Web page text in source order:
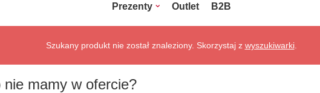
Prezenty
Outlet B2B
Szukany produkt nie został znaleziony. Skorzystaj z wyszukiwarki.
mamy w ofercie?